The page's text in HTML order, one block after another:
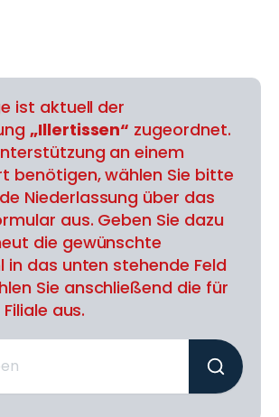
ist aktuell der
„Illertissen“ zugeordnet.
an einem
benötigen, wählen Sie bitte
Niederlassung über das
aus. Geben Sie dazu
die gewünschte
in das unten stehende Feld
Sie anschließend die für
aus.